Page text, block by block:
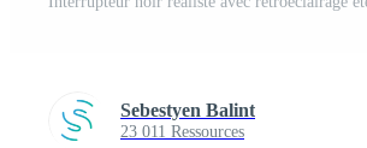
Sebestyen Balint
23 011 Ressources